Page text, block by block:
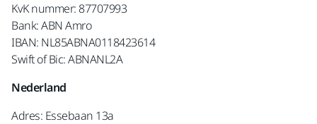
KvK nummer: 87707993
Bank: ABN Amro
IBAN: NL85ABNA0118423614
Swift of Bic: ABNANL2A
Nederland
Adres: Essebaan 13a